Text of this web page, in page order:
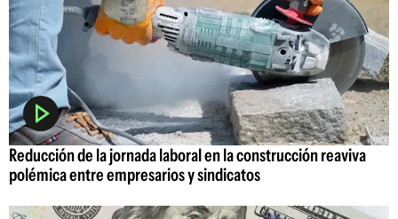
Reducción de la jornada laboral en la construcción reaviva
polémica entre empresarios y sindicatos